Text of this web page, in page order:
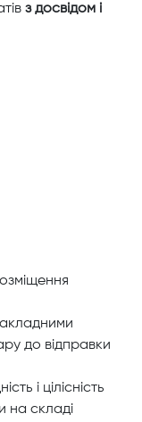
з досвідом і
до відправки
і цілісність
на складі